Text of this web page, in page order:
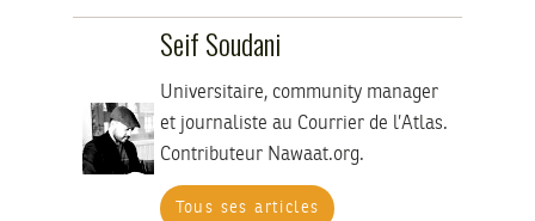
Seif Soudani
Universitaire, community manager
et journaliste au Courrier de l’Atlas.
Contributeur Nawaat.org.
Tous ses articles